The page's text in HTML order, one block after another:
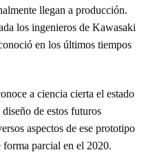
llegan a producción.
los ingenieros de Kawasaki
en los últimos tiempos
a ciencia cierta el estado
de estos futuros
aspectos de ese prototipo
forma parcial en el 2020.